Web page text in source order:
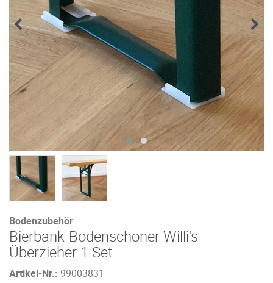
Bodenzubehör
Bierbank-Bodenschoner Willi's
Überzieher 1 Set
Artikel-Nr.: 99003831